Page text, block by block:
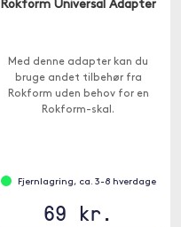
Rokform Universal Adapter
Med denne adapter kan du
bruge andet tilbehør fra
Rokform uden behov for en
Rokform-skal.
Fjernlagring, ca. 3-8 hverdage
69 kr.